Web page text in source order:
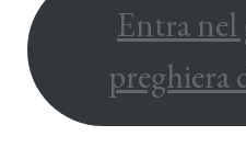
Entra
preghiera